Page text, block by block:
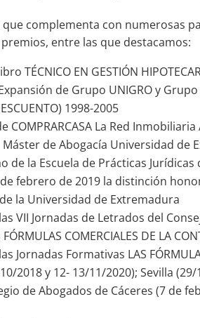
complementa con numerosas
entre las que destacamos:
TÉCNICO EN GESTIÓN
de Grupo UNIGRO y Grupo
1998-2005
COMPRARCASA La Red
de Abogacía Universidad de
de la Escuela de Prácticas Jurídicas
de febrero de 2019 la distinción
la Universidad de Extremadura
VII Jornadas de Letrados del
COMERCIALES DE LA
Jornadas Formativas LAS
2018 y 12- 13/11/2020); Sevilla
de Abogados de Cáceres (7 de